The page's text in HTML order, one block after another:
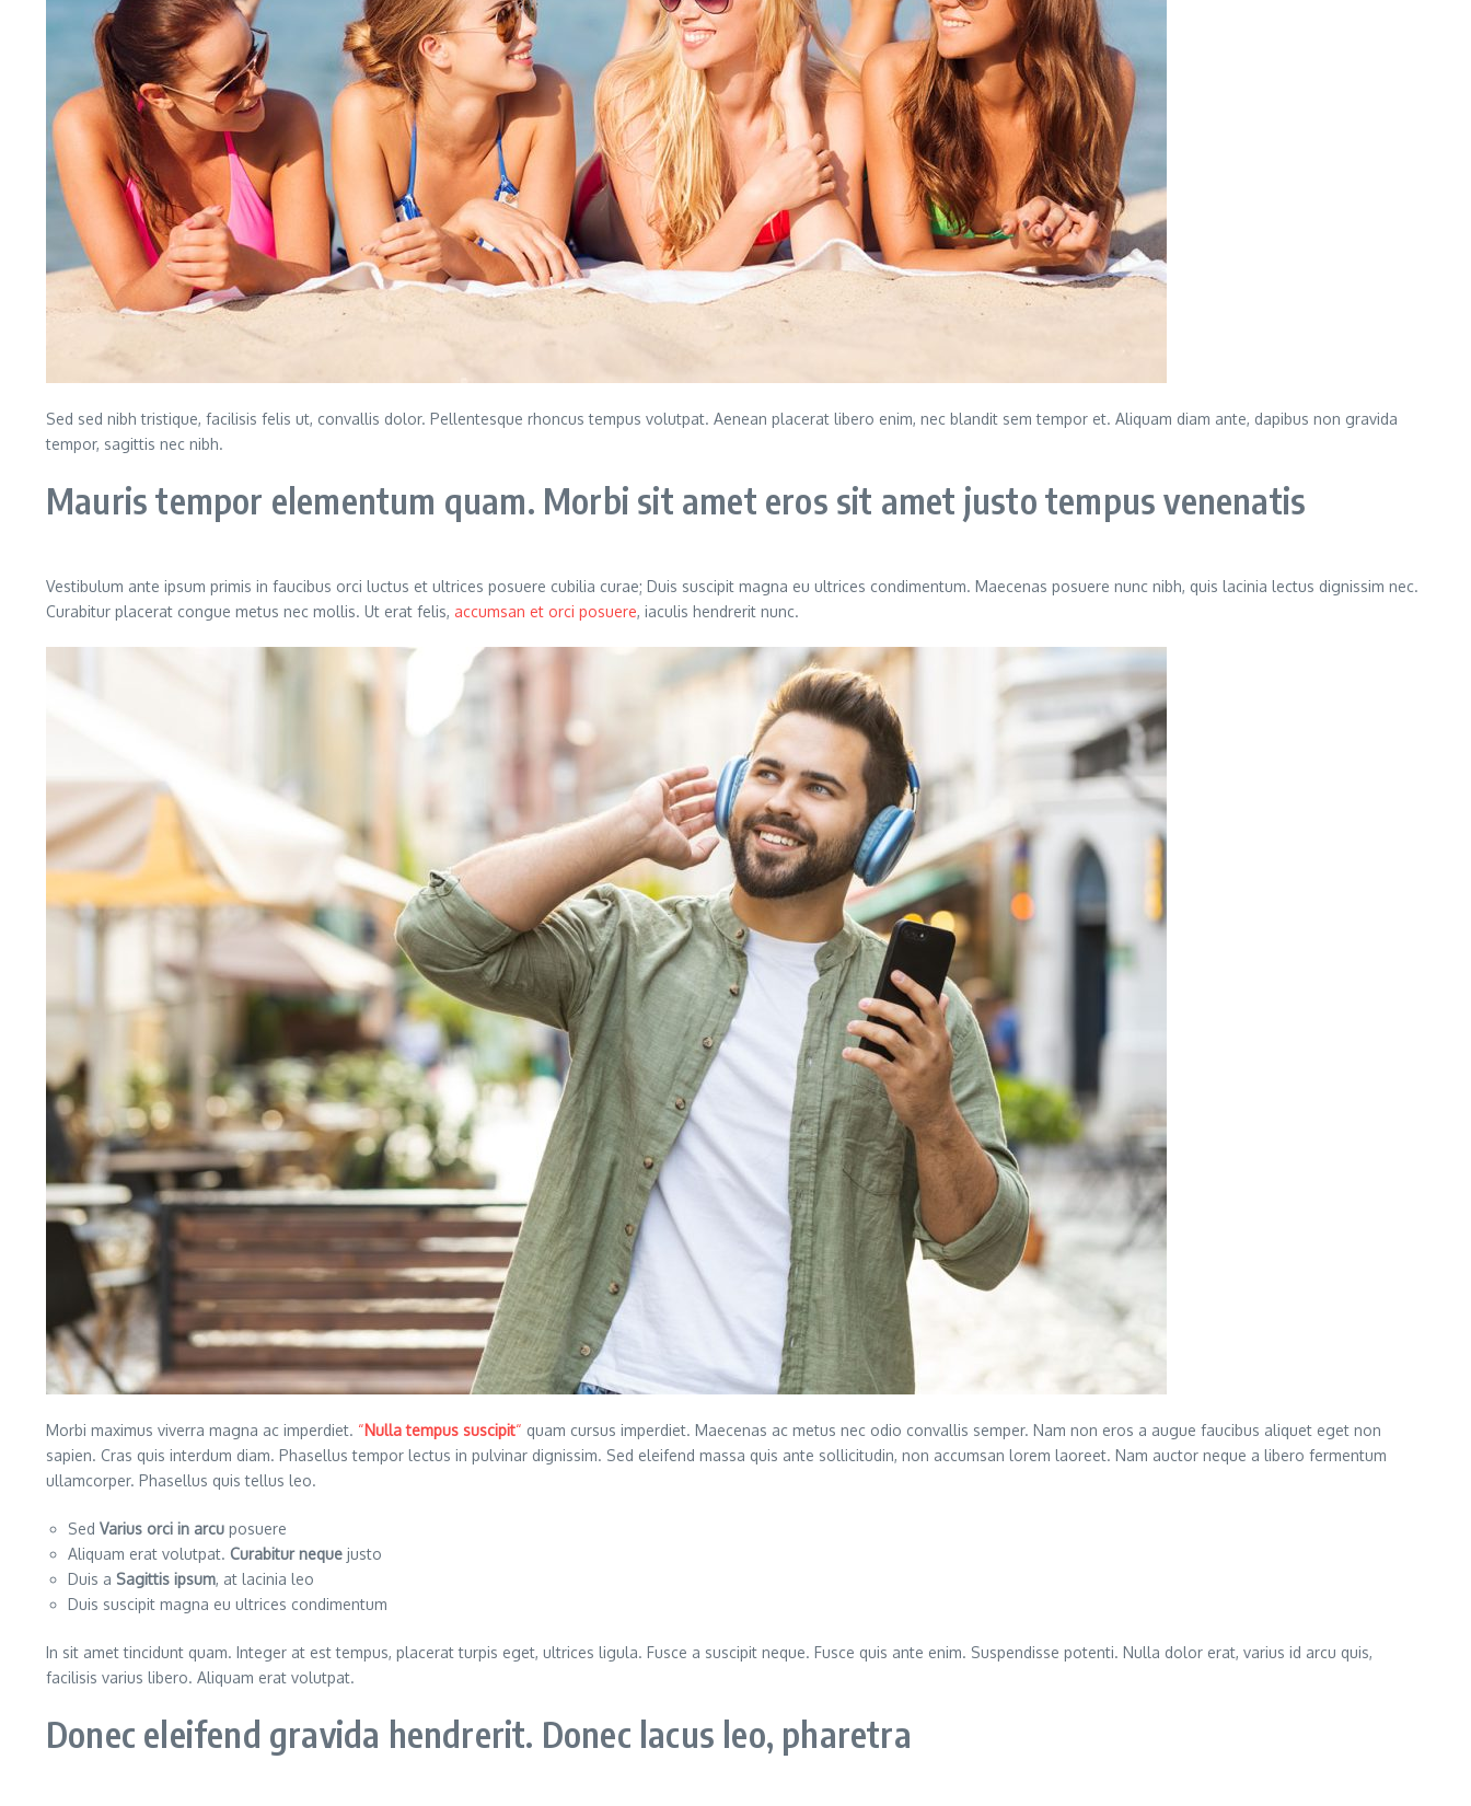
Sed sed nibh tristique, facilisis felis ut, convallis dolor. Pellentesque rhoncus tempus volutpat. Aenean placerat libero enim, nec blandit sem tempor et. Aliquam diam ante, dapibus non gravida
tempor, sagittis nec nibh.
Mauris tempor elementum quam. Morbi sit amet eros sit amet justo tempus venenatis
Vestibulum ante ipsum primis in faucibus orci luctus et ultrices posuere cubilia curae; Duis suscipit magna eu ultrices condimentum. Maecenas posuere nunc nibh, quis lacinia lectus dignissim nec.
Curabitur placerat congue metus nec mollis. Ut erat felis, accumsan et orci posuere, iaculis hendrerit nunc.
Morbi maximus viverra magna ac imperdiet. “Nulla tempus suscipit“ quam cursus imperdiet. Maecenas ac metus nec odio convallis semper. Nam non eros a augue faucibus aliquet eget non
sapien. Cras quis interdum diam. Phasellus tempor lectus in pulvinar dignissim. Sed eleifend massa quis ante sollicitudin, non accumsan lorem laoreet. Nam auctor neque a libero fermentum
ullamcorper. Phasellus quis tellus leo.
Sed Varius orci in arcu posuere
Aliquam erat volutpat. Curabitur neque justo
Duis a Sagittis ipsum, at lacinia leo
Duis suscipit magna eu ultrices condimentum
In sit amet tincidunt quam. Integer at est tempus, placerat turpis eget, ultrices ligula. Fusce a suscipit neque. Fusce quis ante enim. Suspendisse potenti. Nulla dolor erat, varius id arcu quis,
facilisis varius libero. Aliquam erat volutpat.
Donec eleifend gravida hendrerit. Donec lacus leo, pharetra